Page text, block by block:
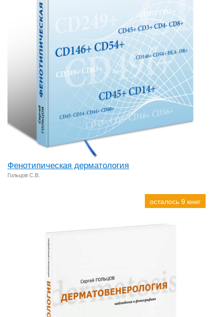
Фенотипическая дерматология
Гольцов С.В.
осталось 9 книг